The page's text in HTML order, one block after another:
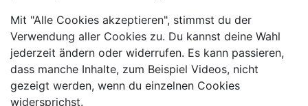
Mit "Alle Cookies akzeptieren", stimmst du der
Verwendung aller Cookies zu. Du kannst deine Wahl
jederzeit ändern oder widerrufen. Es kann passieren,
dass manche Inhalte, zum Beispiel Videos, nicht
gezeigt werden, wenn du einzelnen Cookies
widersprichst.